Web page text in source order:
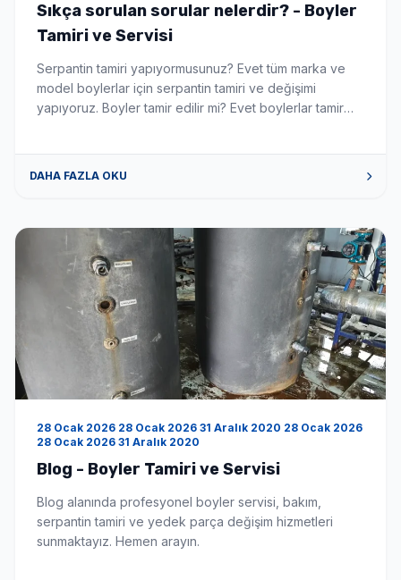
Sıkça sorulan sorular nelerdir? - Boyler
Tamiri ve Servisi
Serpantin tamiri yapıyormusunuz? Evet tüm marka ve
model boylerlar için serpantin tamiri ve değişimi
yapıyoruz. Boyler tamir edilir mi? Evet boylerlar tamir
DAHA FAZLA OKU
28 Ocak 2026 28 Ocak 2026 31 Aralık 2020 28 Ocak 2026
28 Ocak 2026 31 Aralık 2020
Blog - Boyler Tamiri ve Servisi
Blog alanında profesyonel boyler servisi, bakım,
serpantin tamiri ve yedek parça değişim hizmetleri
sunmaktayız. Hemen arayın.